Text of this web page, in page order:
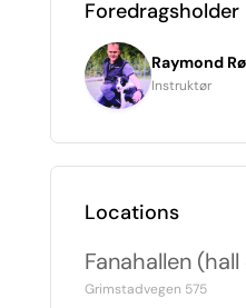
Foredragsholder
Raymond
Instruktør
Locations
Fanahallen (hall
Grimstadvegen 575